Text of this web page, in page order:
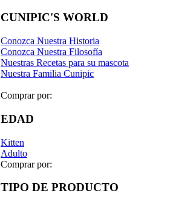
CUNIPIC'S WORLD
Conozca Nuestra Historia
Conozca Nuestra Filosofía
Nuestras Recetas para su mascota
Nuestra Familia Cunipic
Comprar por:
EDAD
Kitten
Adulto
Comprar por:
TIPO DE PRODUCTO